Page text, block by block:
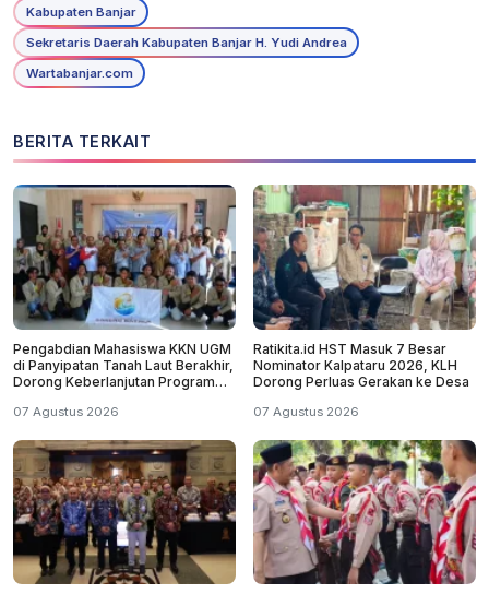
Kabupaten Banjar
Sekretaris Daerah Kabupaten Banjar H. Yudi Andrea
Wartabanjar.com
BERITA TERKAIT
Pengabdian Mahasiswa KKN UGM
di Panyipatan Tanah Laut Berakhir,
Dorong Keberlanjutan Program
07 Agustus 2026
Ratikita.id HST Masuk 7 Besar
Nominator Kalpataru 2026, KLH
Dorong Perluas Gerakan ke Desa
07 Agustus 2026